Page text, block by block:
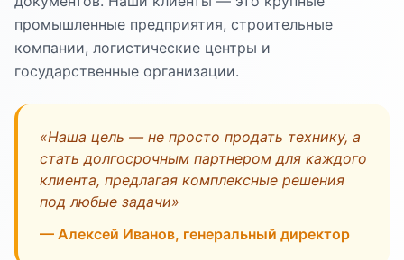
промышленные предприятия, строительные
компании, логистические центры и
государственные организации.
«Наша цель — не просто продать технику, а
стать долгосрочным партнером для каждого
клиента, предлагая комплексные решения
под любые задачи»
— Алексей Иванов, генеральный директор